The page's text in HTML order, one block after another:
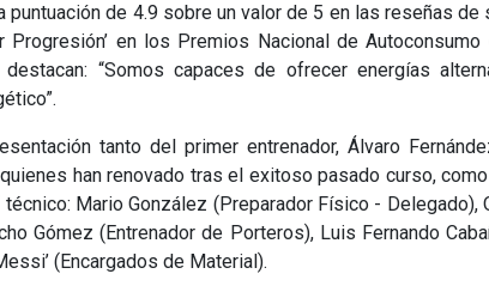
puntuación de 4.9 sobre un valor de 5 en las reseñas de
Progresión’ en los Premios Nacional de
“Somos capaces de ofrecer energías
tanto del primer entrenador, Álvaro
han renovado tras el exitoso pasado curso,
Mario González (Preparador Físico - Delegado),
Gómez (Entrenador de Porteros), Luis Fernando
(Encargados de Material).